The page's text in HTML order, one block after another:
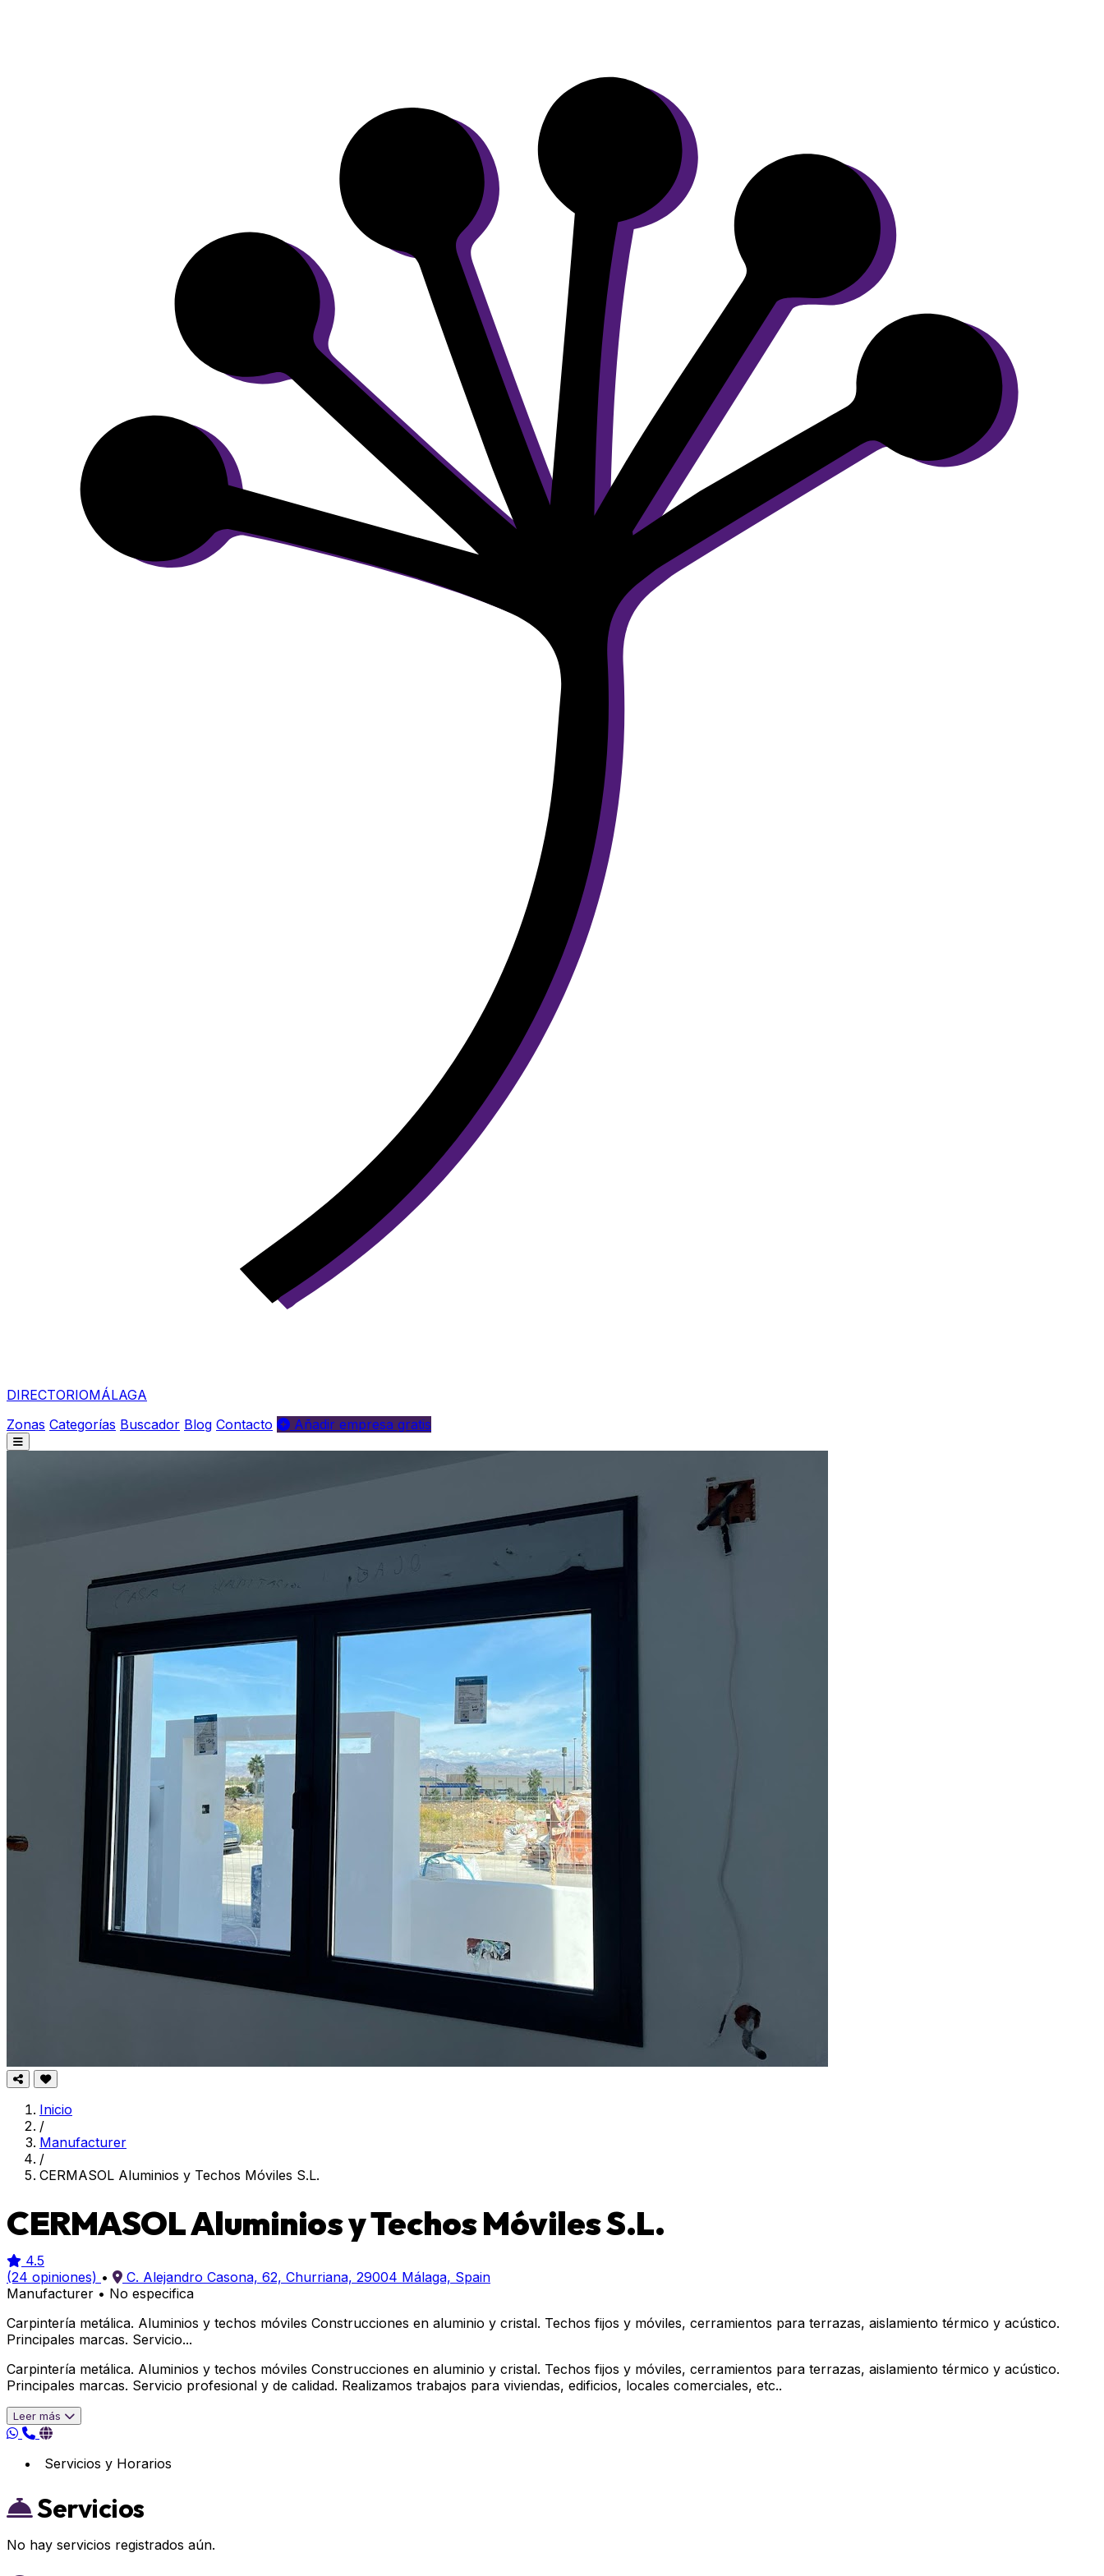
DIRECTORIOMÁLAGA
Zonas Categorías Buscador Blog Contacto Añadir empresa gratis
Inicio
/
Manufacturer
/
CERMASOL Aluminios y Techos Móviles S.L.
CERMASOL Aluminios y Techos Móviles S.L.
4.5
(24 opiniones) •
C. Alejandro Casona, 62, Churriana, 29004 Málaga, Spain
Manufacturer • No especifica
Carpintería metálica. Aluminios y techos móviles Construcciones en aluminio y cristal. Techos fijos y móviles, cerramientos para terrazas, aislamiento térmico y acústico.
Principales marcas. Servicio...
Carpintería metálica. Aluminios y techos móviles Construcciones en aluminio y cristal. Techos fijos y móviles, cerramientos para terrazas, aislamiento térmico y acústico.
Principales marcas. Servicio profesional y de calidad. Realizamos trabajos para viviendas, edificios, locales comerciales, etc..
Leer más
Servicios y Horarios
Servicios
No hay servicios registrados aún.